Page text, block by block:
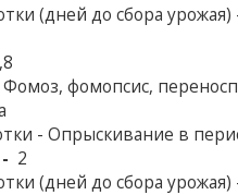
(дней до сбора урожая)
фомопсис,
- Опрыскивание в
- 2
(дней до сбора урожая)